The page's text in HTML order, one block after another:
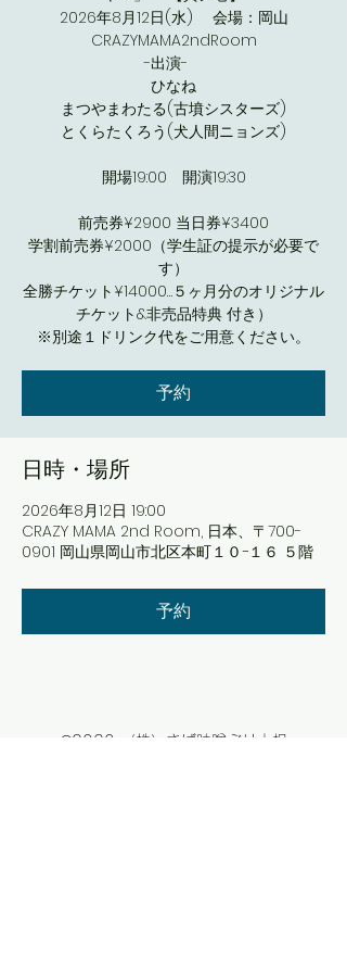
2026年8月12日(水) 会場：岡山
CRAZYMAMA2ndRoom
-出演-
ひなね
まつやまわたる(古墳シスターズ)
とくらたくろう(犬人間ニョンズ)
開場19:00 開演19:30
前売券¥2900 当日券¥3400
学割前売券¥2000（学生証の提示が必要で
す）
全勝チケット¥14000…５ヶ月分のオリジナル
チケット&非売品特典 付き）
※別途１ドリンク代をご用意ください。
予約
日時・場所
2026年8月12日 19:00
CRAZY MAMA 2nd Room, 日本、〒700-
0901 岡山県岡山市北区本町１０−１６ ５階
予約
©2020 （株）さば味噌ぶり大根